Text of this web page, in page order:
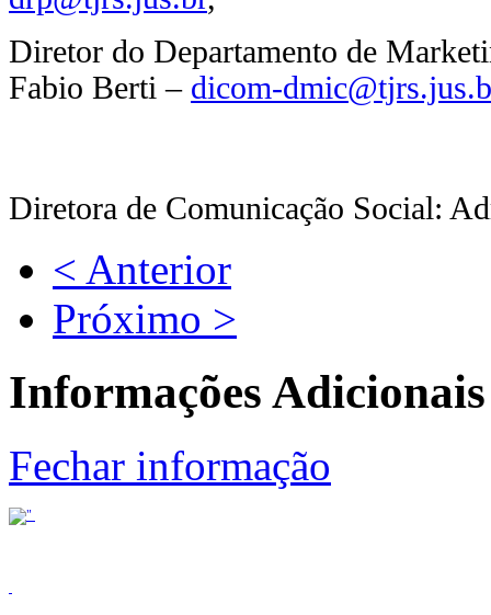
Diretor do Departamento de
Fabio Berti – dicom-
Diretora de Comunicação Social:
< Anterior
Próximo >
Informações Adicionais
Fechar informação